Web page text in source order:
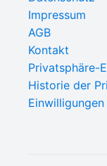
Impressum
AGB
Kontakt
Privatsphäre-
Historie der